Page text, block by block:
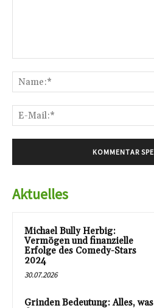
Aktuelles
Michael Bully Herbig:
Vermögen und finanzielle
Erfolge des Comedy-Stars
2024
30.07.2026
Grinden Bedeutung: Alles, was